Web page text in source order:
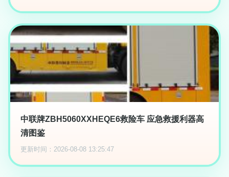
中联牌ZBH5060XXHEQE6救险车 应急救援利器高
清图鉴
更新时间：2026-08-08 13:25:47